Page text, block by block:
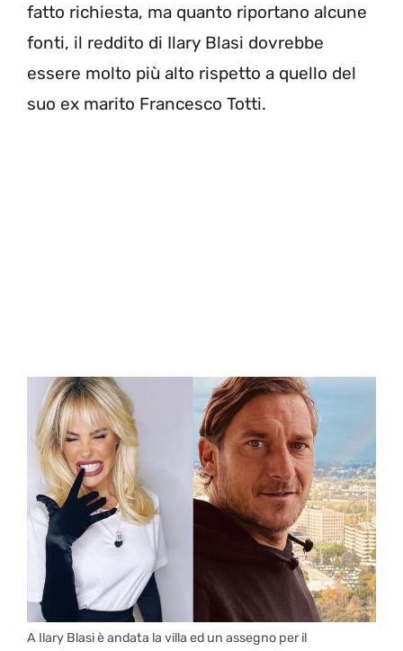
fatto richiesta, ma quanto riportano alcune
fonti, il reddito di Ilary Blasi dovrebbe
essere molto più alto rispetto a quello del
suo ex marito Francesco Totti.
A Ilary Blasi è andata la villa ed un assegno per il